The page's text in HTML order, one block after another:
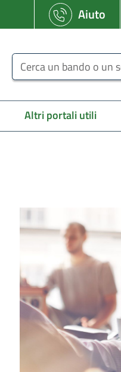
Aiuto
Cerca un bando o un servizio
Altri portali utili